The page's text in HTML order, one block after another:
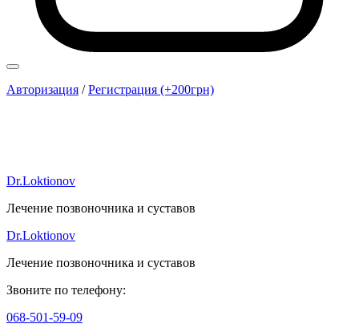
Авторизация /Регистрация (+200грн)
Dr.Loktionov
Лечение позвоночника и суставов
Dr.Loktionov
Лечение позвоночника и суставов
Звоните по телефону:
068-501-59-09